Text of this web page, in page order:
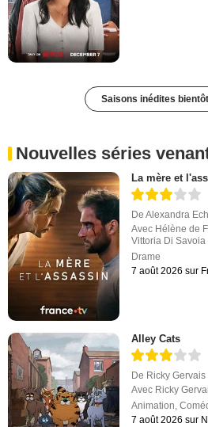
Saisons inédites
Nouvelles séries
La mère et
DeAlexandra
Avec Hélène de
Vittoria Di Savoia
Drame
7 août 2026 sur
Alley Cats
De Ricky Gervais
Avec Ricky
Animation,
7 août 2026 sur